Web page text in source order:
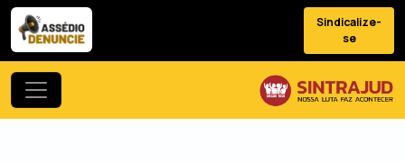
Sindicalize-
se